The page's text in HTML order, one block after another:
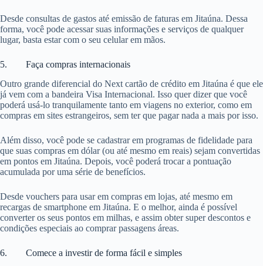
Desde consultas de gastos até emissão de faturas em Jitaúna. Dessa
forma, você pode acessar suas informações e serviços de qualquer
lugar, basta estar com o seu celular em mãos.
5. Faça compras internacionais
Outro grande diferencial do Next cartão de crédito em Jitaúna é que ele
já vem com a bandeira Visa Internacional. Isso quer dizer que você
poderá usá-lo tranquilamente tanto em viagens no exterior, como em
compras em sites estrangeiros, sem ter que pagar nada a mais por isso.
Além disso, você pode se cadastrar em programas de fidelidade para
que suas compras em dólar (ou até mesmo em reais) sejam convertidas
em pontos em Jitaúna. Depois, você poderá trocar a pontuação
acumulada por uma série de benefícios.
Desde vouchers para usar em compras em lojas, até mesmo em
recargas de smartphone em Jitaúna. E o melhor, ainda é possível
converter os seus pontos em milhas, e assim obter super descontos e
condições especiais ao comprar passagens áreas.
6. Comece a investir de forma fácil e simples